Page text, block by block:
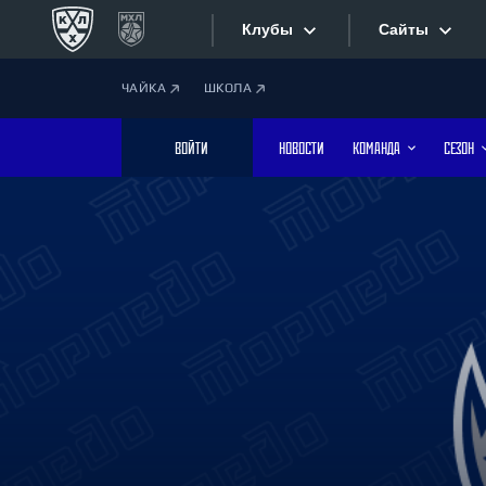
Клубы
Дивизион Боброва
Лада
Сайты
Текстовые
Фотобанк
ЧАЙКА ШКОЛА
ВОЙТИ НОВОСТИ КОМАНДА СЕЗОН